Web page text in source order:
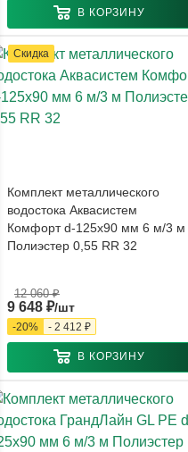
В КОРЗИНУ
Скидка
Комплект металлического
водостока Аквасистем
Комфорт d-125x90 мм 6 м/3 м
Полиэстер 0,55 RR 32
9 648 ₽/шт
12 060₽
-20% - 2 412 ₽
В КОРЗИНУ